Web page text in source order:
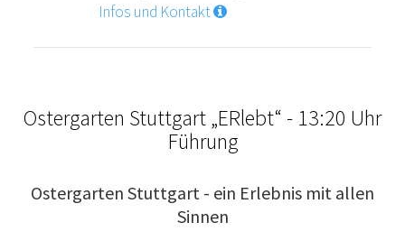
Infos und Kontakt
Ostergarten Stuttgart „ERlebt“ - 13:20 Uhr
Führung
Ostergarten Stuttgart - ein Erlebnis mit allen
Sinnen